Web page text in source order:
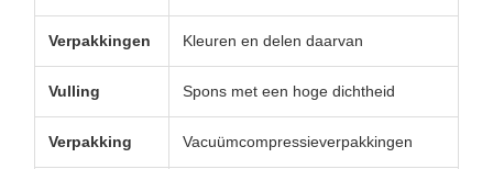
Verpakkingen Kleuren en delen daarvan
Vulling Spons met een hoge dichtheid
Verpakking Vacuümcompressieverpakkingen